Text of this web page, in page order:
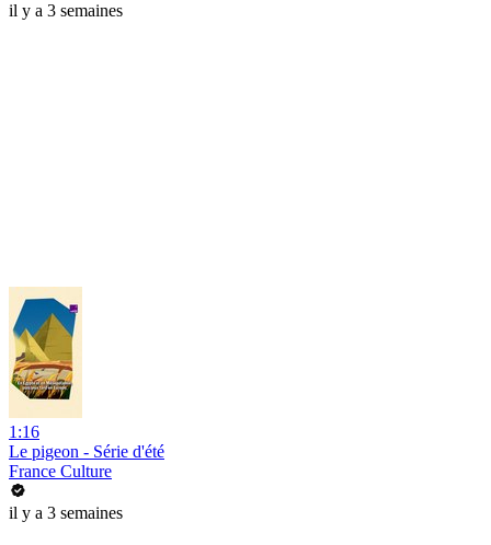
il y a 3 semaines
1:16
Le pigeon - Série d'été
France Culture
il y a 3 semaines